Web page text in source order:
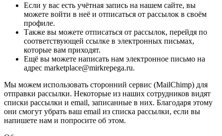
Если у вас есть учётная запись на нашем сайте, вы
можете войти в неё и отписаться от рассылок в своём
профиле.
Также вы можете отписаться от рассылок, перейдя по
соответствующей ссылке в электронных письмах,
которые вам приходят.
Ещё вы можете написать нам электронное письмо на
адрес marketplace@mirkrepega.ru.
Мы можем использовать сторонний сервис (MailChimp) для
отправки рассылки. Некоторые из наших сотрудников видят
списки рассылки и email, записанные в них. Благодаря этому
они смогут убрать ваш email из списка рассылки, если вы
напишете нам и попросите об этом.